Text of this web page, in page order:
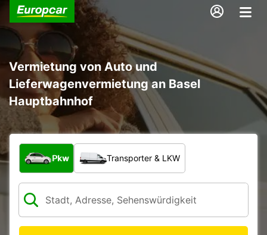
Vermietung von Auto und
Lieferwagenvermietung an Basel
Hauptbahnhof
Welche Art von Fahrzeug?
Pkw Transporter & LKW